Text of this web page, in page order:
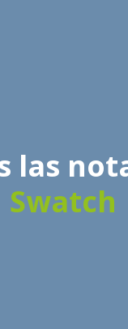
las
Swatch